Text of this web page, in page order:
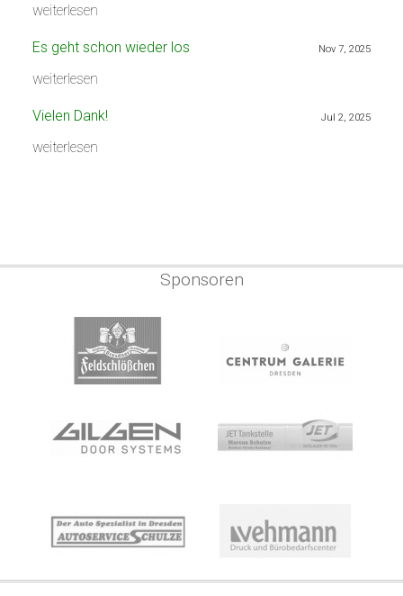
weiterlesen
Nov 7, 2025
Es geht schon wieder los
weiterlesen
Jul 2, 2025
Vielen Dank!
weiterlesen
Sponsoren